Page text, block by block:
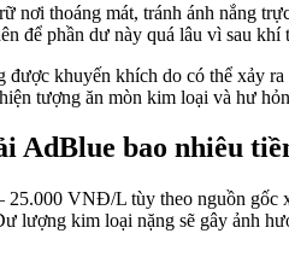
nơi thoáng mát, tránh ánh nắng
để phần dư này quá lâu vì sau
khuyến khích do có thể xảy
tượng ăn mòn kim loại và hư
AdBlue bao nhiêu
VNĐ/L tùy theo nguồn gốc
lượng kim loại nặng sẽ gây ảnh